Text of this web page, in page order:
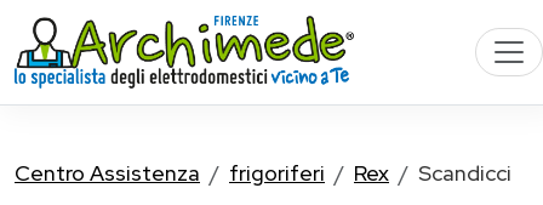
Centro Assistenza frigoriferi Rex Scandicci